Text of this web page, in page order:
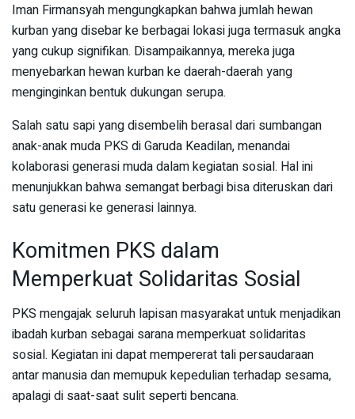
Iman Firmansyah mengungkapkan bahwa jumlah hewan
kurban yang disebar ke berbagai lokasi juga termasuk angka
yang cukup signifikan. Disampaikannya, mereka juga
menyebarkan hewan kurban ke daerah-daerah yang
menginginkan bentuk dukungan serupa.
Salah satu sapi yang disembelih berasal dari sumbangan
anak-anak muda PKS di Garuda Keadilan, menandai
kolaborasi generasi muda dalam kegiatan sosial. Hal ini
menunjukkan bahwa semangat berbagi bisa diteruskan dari
satu generasi ke generasi lainnya.
Komitmen PKS dalam
Memperkuat Solidaritas Sosial
PKS mengajak seluruh lapisan masyarakat untuk menjadikan
ibadah kurban sebagai sarana memperkuat solidaritas
sosial. Kegiatan ini dapat mempererat tali persaudaraan
antar manusia dan memupuk kepedulian terhadap sesama,
apalagi di saat-saat sulit seperti bencana.